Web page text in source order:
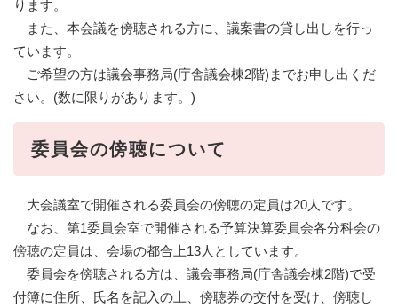
ります。
また、本会議を傍聴される方に、議案書の貸し出しを行っ
ています。
ご希望の方は議会事務局(庁舎議会棟2階)までお申し出くだ
さい。(数に限りがあります。)
委員会の傍聴について
大会議室で開催される委員会の傍聴の定員は20人です。
なお、第1委員会室で開催される予算決算委員会各分科会の
傍聴の定員は、会場の都合上13人としています。
委員会を傍聴される方は、議会事務局(庁舎議会棟2階)で受
付簿に住所、氏名を記入の上、傍聴券の交付を受け、傍聴し